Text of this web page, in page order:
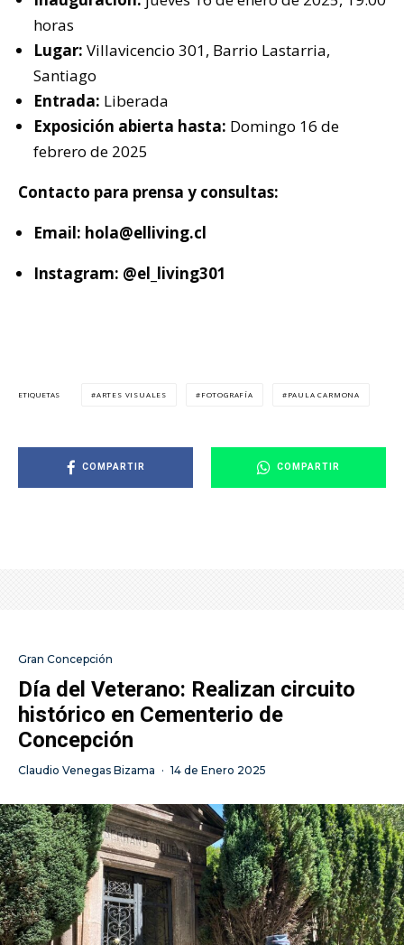
horas
Lugar: Villavicencio 301, Barrio Lastarria,
Santiago
Entrada: Liberada
Exposición abierta hasta: Domingo 16 de
febrero de 2025
Contacto para prensa y consultas:
Email: hola@elliving.cl
Instagram: @el_living301
ETIQUETAS ARTES VISUALES FOTOGRAFÍA PAULA CARMONA
COMPARTIR COMPARTIR
Gran Concepción
Día del Veterano: Realizan circuito
histórico en Cementerio de
Concepción
Claudio Venegas Bizama · 14 de Enero 2025